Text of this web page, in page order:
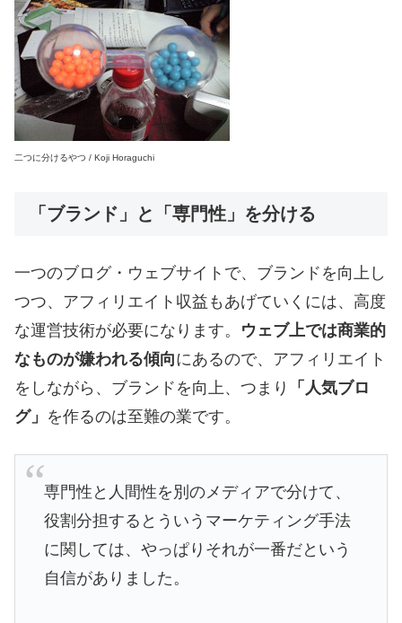
二つに分けるやつ / Koji Horaguchi
「ブランド」と「専門性」を分ける
一つのブログ・ウェブサイトで、ブランドを向上し
つつ、アフィリエイト収益もあげていくには、高度
な運営技術が必要になります。 ウェブ上では商業的
なものが嫌われる傾向にあるので、アフィリエイト
をしながら、ブランドを向上、つまり
「人気ブロ
グ」 を作るのは至難の業です。
専門性と人間性を別のメディアで分けて、
役割分担するとういうマーケティング手法
に関しては、やっぱりそれが一番だという
自信がありました。